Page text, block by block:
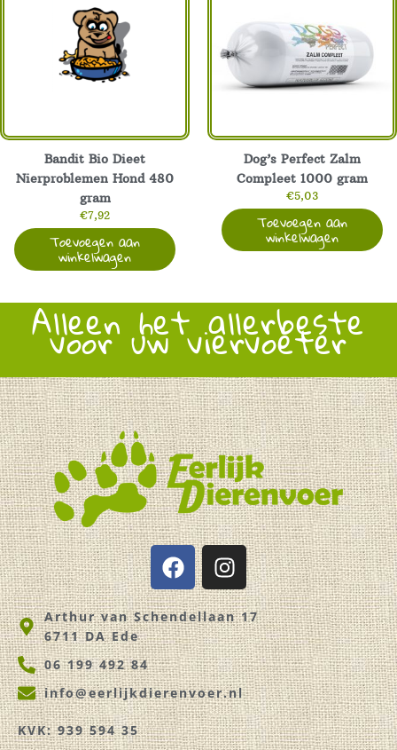
Bandit Bio Dieet
Nierproblemen Hond 480
gram
€7,92
Toevoegen aan
winkelwagen
Dog’s Perfect Zalm
Compleet 1000 gram
€5,03
Toevoegen aan
winkelwagen
Alleen het allerbeste
voor uw viervoeter
F
a
c
e
b
o
o
k
I
n
s
t
a
g
r
a
m
Arthur van Schendellaan 17
6711 DA Ede
06 199 492 84
info@eerlijkdierenvoer.nl
KVK: 939 594 35